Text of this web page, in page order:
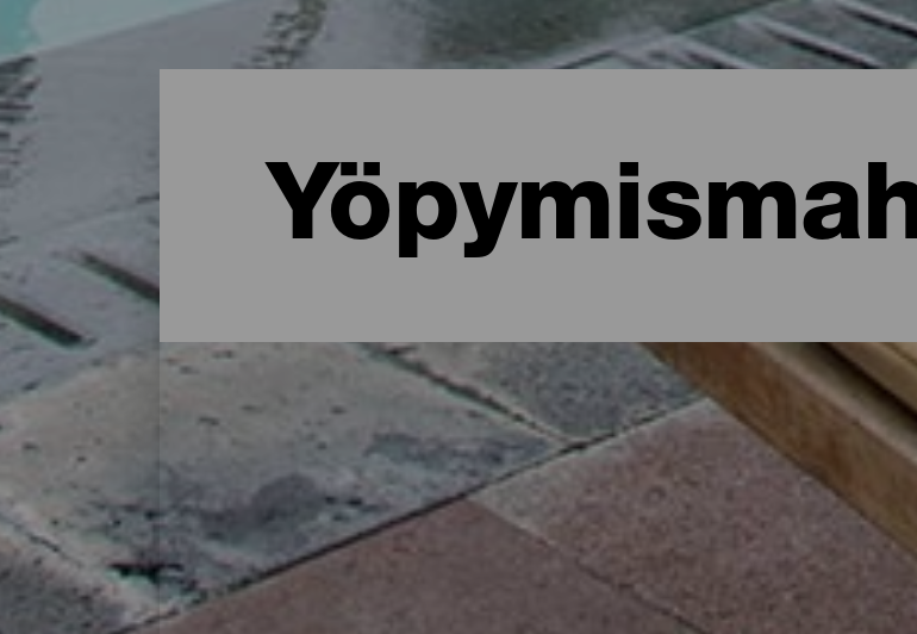
Missä yöpyä La Palmassa: hotellit, asunnot...
Maalaistalossa luonnon helmassa, asunnossa meren rannalla tai viehättävässä
tarjoaa paljon majoitusvaihtoehtoja kaikenlaisille matkailijoille kautta koko saaren hieman
lataamiseen saarella vietetyn päivän jälkeen tai irrottaudu rutiineista muutamaksi